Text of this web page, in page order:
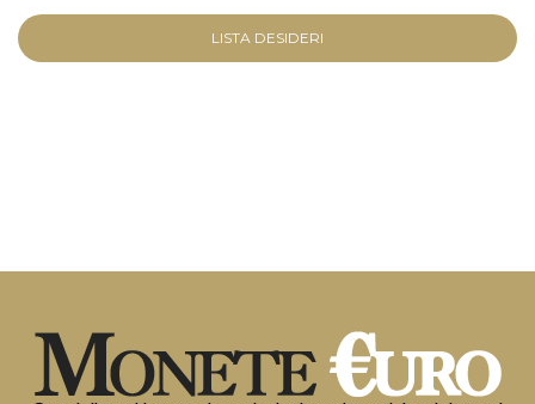
LISTA DESIDERI